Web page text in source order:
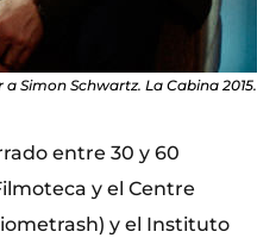
Simon Schwartz. La Cabina 2015.
entre 30 y 60
y el Centre
y el Instituto